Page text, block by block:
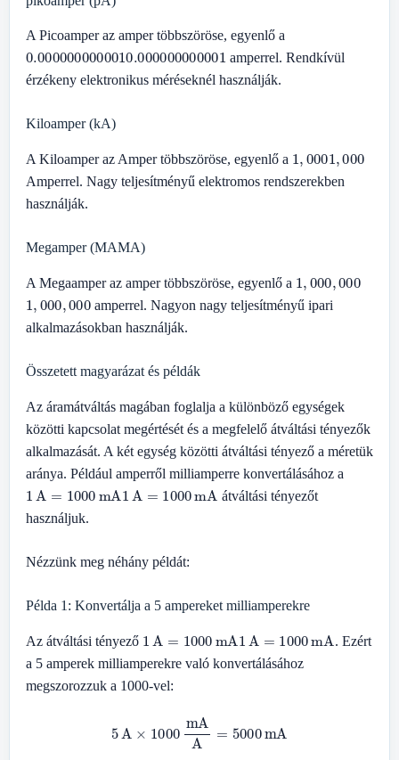
A Picoamper az amper többszöröse, egyenlő a
0.0000000000010.000000000001 amperrel. Rendkívül
érzékeny elektronikus méréseknél használják.
Kiloamper (kA)
A Kiloamper az Amper többszöröse, egyenlő a 1 0001 000
Amperrel. Nagy teljesítményű elektromos rendszerekben
használják.
Megamper (MAMA)
A Megaamper az amper többszöröse, egyenlő a 1 000 000
1
000 000amperrel. Nagyon nagy teljesítményű ipari
alkalmazásokban használják.
Összetett magyarázat és példák
Az áramátváltás magában foglalja a különböző egységek
közötti kapcsolat megértését és a megfelelő átváltási tényezők
alkalmazását. A két egység közötti átváltási tényező a méretük
aránya. Például amperről milliamperre konvertálásához a
1 A 1000mA 1 A 1000mA
átváltási tényezőt
használjuk.
Nézzünk meg néhány példát:
Példa 1: Konvertálja a 5 ampereket milliamperekre
Az átváltási tényező 1 A 1000mA 1 A 1000mA
. Ezért
a 5 amperek milliamperekre való konvertálásához
megszorozzuk a 1000-vel:
mAA